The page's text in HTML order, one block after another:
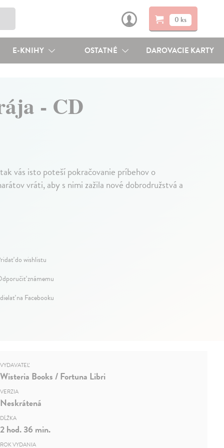
0 ks
E-KNIHY OSTATNÉ DAROVACIE KARTY
- CD
vás isto poteší pokračovanie príbehov o
vráti, aby s nimi zažila nové dobrodružstvá a
do wishlistu
známemu
na Facebooku
VYDAVATEĽ
Wisteria Books / Fortuna Libri
VERZIA
Neskrátená
DĹŽKA
2 hod. 36 min.
ROK VYDANIA